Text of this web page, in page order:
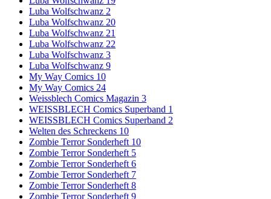
Luba Wolfschwanz 2
Luba Wolfschwanz 20
Luba Wolfschwanz 21
Luba Wolfschwanz 22
Luba Wolfschwanz 3
Luba Wolfschwanz 9
My Way Comics 10
My Way Comics 24
Weissblech Comics Magazin 3
WEISSBLECH Comics Superband 1
WEISSBLECH Comics Superband 2
Welten des Schreckens 10
Zombie Terror Sonderheft 10
Zombie Terror Sonderheft 5
Zombie Terror Sonderheft 6
Zombie Terror Sonderheft 7
Zombie Terror Sonderheft 8
Zombie Terror Sonderheft 9